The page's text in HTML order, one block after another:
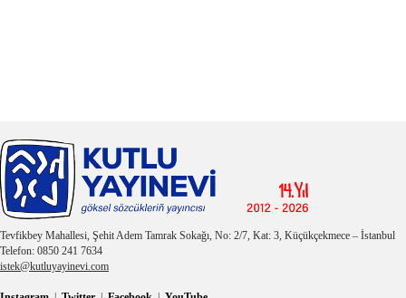
Tevfikbey Mahallesi, Şehit Adem Tamrak Sokağı, No: 2/7, Kat: 3, Küçükçekmece – İstanbul
Telefon: 0850 241 7634
istek@kutluyayinevi.com